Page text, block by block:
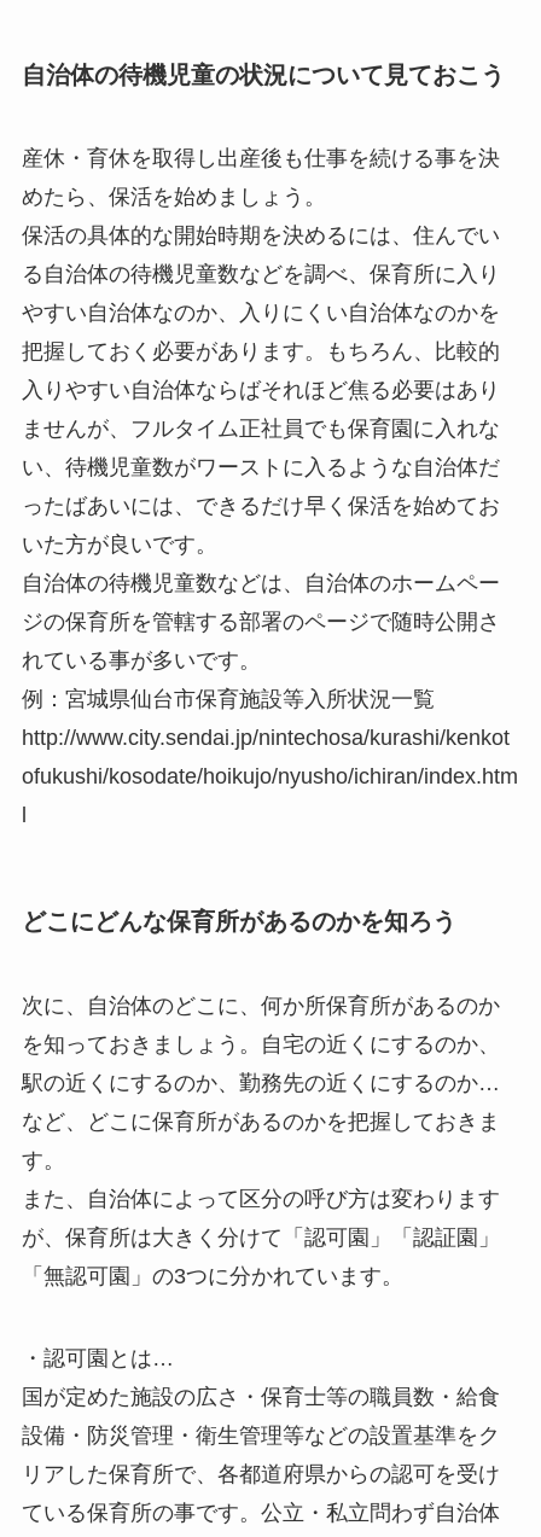
自治体の待機児童の状況について見ておこう
産休・育休を取得し出産後も仕事を続ける事を決
めたら、保活を始めましょう。
保活の具体的な開始時期を決めるには、住んでい
る自治体の待機児童数などを調べ、保育所に入り
やすい自治体なのか、入りにくい自治体なのかを
把握しておく必要があります。もちろん、比較的
入りやすい自治体ならばそれほど焦る必要はあり
ませんが、フルタイム正社員でも保育園に入れな
い、待機児童数がワーストに入るような自治体だ
ったばあいには、できるだけ早く保活を始めてお
いた方が良いです。
自治体の待機児童数などは、自治体のホームペー
ジの保育所を管轄する部署のページで随時公開さ
れている事が多いです。
例：宮城県仙台市保育施設等入所状況一覧
http://www.city.sendai.jp/nintechosa/kurashi/kenkot
ofukushi/kosodate/hoikujo/nyusho/ichiran/index.htm
どこにどんな保育所があるのかを知ろう
次に、自治体のどこに、何か所保育所があるのか
を知っておきましょう。自宅の近くにするのか、
駅の近くにするのか、勤務先の近くにするのか…
など、どこに保育所があるのかを把握しておきま
す。
また、自治体によって区分の呼び方は変わります
が、保育所は大きく分けて「認可園」「認証園」
「無認可園」の3つに分かれています。
・認可園とは…
国が定めた施設の広さ・保育士等の職員数・給食
設備・防災管理・衛生管理等などの設置基準をク
リアした保育所で、各都道府県からの認可を受け
ている保育所の事です。公立・私立問わず自治体